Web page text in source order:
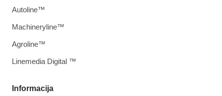
Informacija
Autoline™
Machineryline™
Agroline™
Linemedia Digital ™